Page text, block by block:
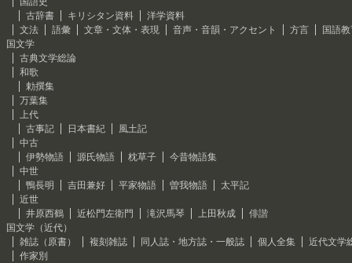
古辞書
キリシタン資料
洋学資料
文法
語彙 文章・文体・表現 音声・音韻・アクセント 方言
国語
国文学
古典文学総論
和歌
勅撰集
万葉集
上代
古事記
日本書紀
風土記
中古
伊勢物語
源氏物語 枕草子
今昔物語集
中世
鴨長明
吉田兼好 平家物語 曽我物語
太平記
近世
井原西鶴
近松門左衛門 滝沢馬琴 上田秋成
俳諧
国文学（近代）
雑誌（原書）
複刻雑誌 同人誌・地方誌・一般誌 個人全集
近代文学
作家別